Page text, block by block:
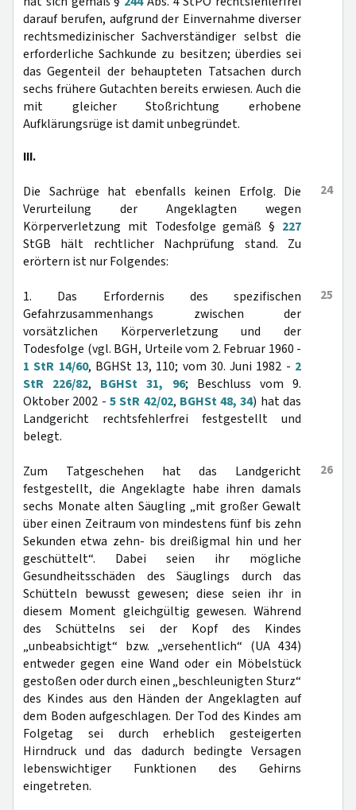
darauf berufen, aufgrund der Einvernahme diverser
rechtsmedizinischer Sachverständiger selbst die
erforderliche Sachkunde zu besitzen; überdies sei
das Gegenteil der behaupteten Tatsachen durch
sechs frühere Gutachten bereits erwiesen. Auch die
mit gleicher Stoßrichtung erhobene
Aufklärungsrüge ist damit unbegründet.
III.
24
Die Sachrüge hat ebenfalls keinen Erfolg. Die
Verurteilung der Angeklagten wegen
Körperverletzung mit Todesfolge gemäß § 227
StGB hält rechtlicher Nachprüfung stand. Zu
erörtern ist nur Folgendes:
25
1. Das Erfordernis des spezifischen
Gefahrzusammenhangs zwischen der
vorsätzlichen Körperverletzung und der
Todesfolge (vgl. BGH, Urteile vom 2. Februar 1960 -
1 StR 14/60, BGHSt 13, 110; vom 30. Juni 1982 - 2
StR 226/82, BGHSt 31, 96; Beschluss vom 9.
Oktober 2002 - 5 StR 42/02, BGHSt 48, 34) hat das
Landgericht rechtsfehlerfrei festgestellt und
belegt.
26
Zum Tatgeschehen hat das Landgericht
festgestellt, die Angeklagte habe ihren damals
sechs Monate alten Säugling „mit großer Gewalt
über einen Zeitraum von mindestens fünf bis zehn
Sekunden etwa zehn- bis dreißigmal hin und her
geschüttelt“. Dabei seien ihr mögliche
Gesundheitsschäden des Säuglings durch das
Schütteln bewusst gewesen; diese seien ihr in
diesem Moment gleichgültig gewesen. Während
des Schüttelns sei der Kopf des Kindes
„unbeabsichtigt“ bzw. „versehentlich“ (UA 434)
entweder gegen eine Wand oder ein Möbelstück
gestoßen oder durch einen „beschleunigten Sturz“
des Kindes aus den Händen der Angeklagten auf
dem Boden aufgeschlagen. Der Tod des Kindes am
Folgetag sei durch erheblich gesteigerten
Hirndruck und das dadurch bedingte Versagen
lebenswichtiger Funktionen des Gehirns
eingetreten.